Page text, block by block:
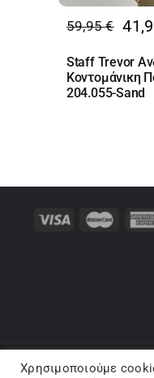
59,95€
Original
price
was:
59,95 €.
Η
τρέχουσα
τιμή
είναι:
Staff Trevor
Κοντομάνικη
204.055-Sand
Χρησιμοποιούμε